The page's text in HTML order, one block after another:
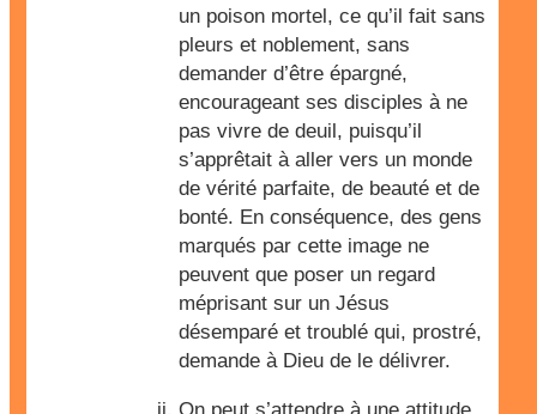
un poison mortel, ce qu’il fait sans
pleurs et noblement, sans
demander d’être épargné,
encourageant ses disciples à ne
pas vivre de deuil, puisqu’il
s’apprêtait à aller vers un monde
de vérité parfaite, de beauté et de
bonté. En conséquence, des gens
marqués par cette image ne
peuvent que poser un regard
méprisant sur un Jésus
désemparé et troublé qui, prostré,
demande à Dieu de le délivrer.